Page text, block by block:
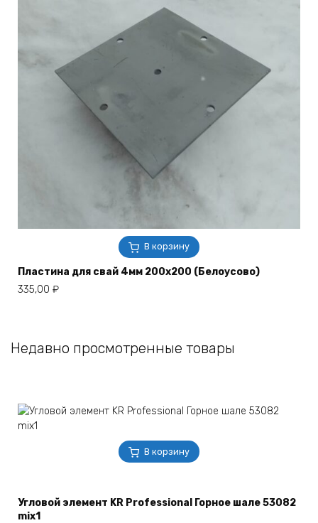
В корзину
Пластина для свай 4мм 200х200 (Белоусово)
335,00 ₽
Недавно просмотренные товары
В корзину
Угловой элемент KR Professional Горное шале 53082
mix1